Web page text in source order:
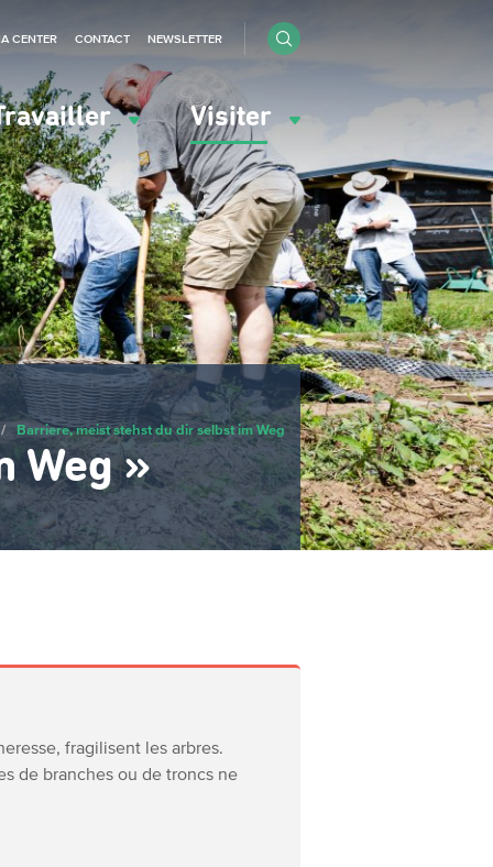
Visiter
CENTER CONTACT NEWSLETTER
/ Barriere, meist stehst du dir selbst im Weg
Weg »
fragilisent les arbres.
de branches ou de troncs ne